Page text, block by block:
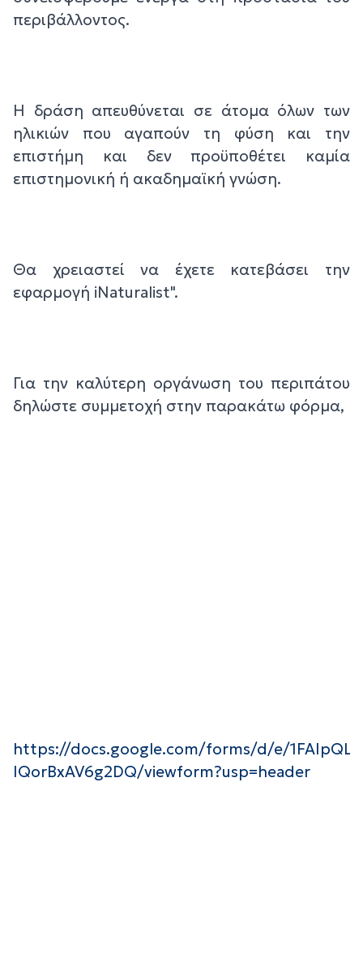
περιβάλλοντος.
Η δράση απευθύνεται σε άτομα όλων των
ηλικιών που αγαπούν τη φύση και την
επιστήμη και δεν προϋποθέτει καμία
επιστημονική ή ακαδημαϊκή γνώση.
Θα χρειαστεί να έχετε κατεβάσει την
εφαρμογή iNaturalist".
Για την καλύτερη οργάνωση του περιπάτου
δηλώστε συμμετοχή στην παρακάτω φόρμα,
https://docs.google.com/forms/d/e/
IQorBxAV6g2DQ/viewform?usp=header